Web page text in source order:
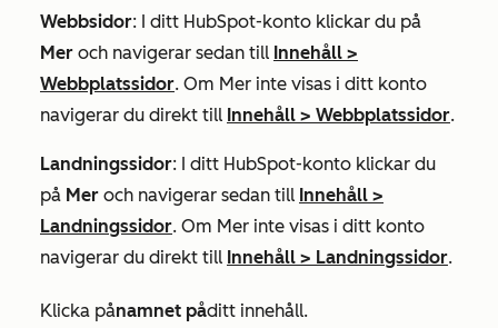
Webbsidor: I ditt HubSpot-konto klickar du på
Mer och navigerar sedan till Innehåll >
Webbplatssidor. Om Mer inte visas i ditt konto
navigerar du direkt till Innehåll > Webbplatssidor.
Landningssidor: I ditt HubSpot-konto klickar du
på Mer och navigerar sedan till Innehåll >
Landningssidor. Om Mer inte visas i ditt konto
navigerar du direkt till Innehåll > Landningssidor.
Klicka pånamnet påditt innehåll.